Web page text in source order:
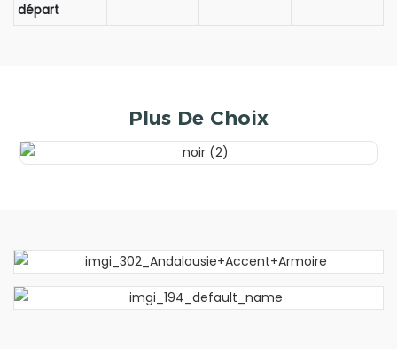
départ
Plus De Choix